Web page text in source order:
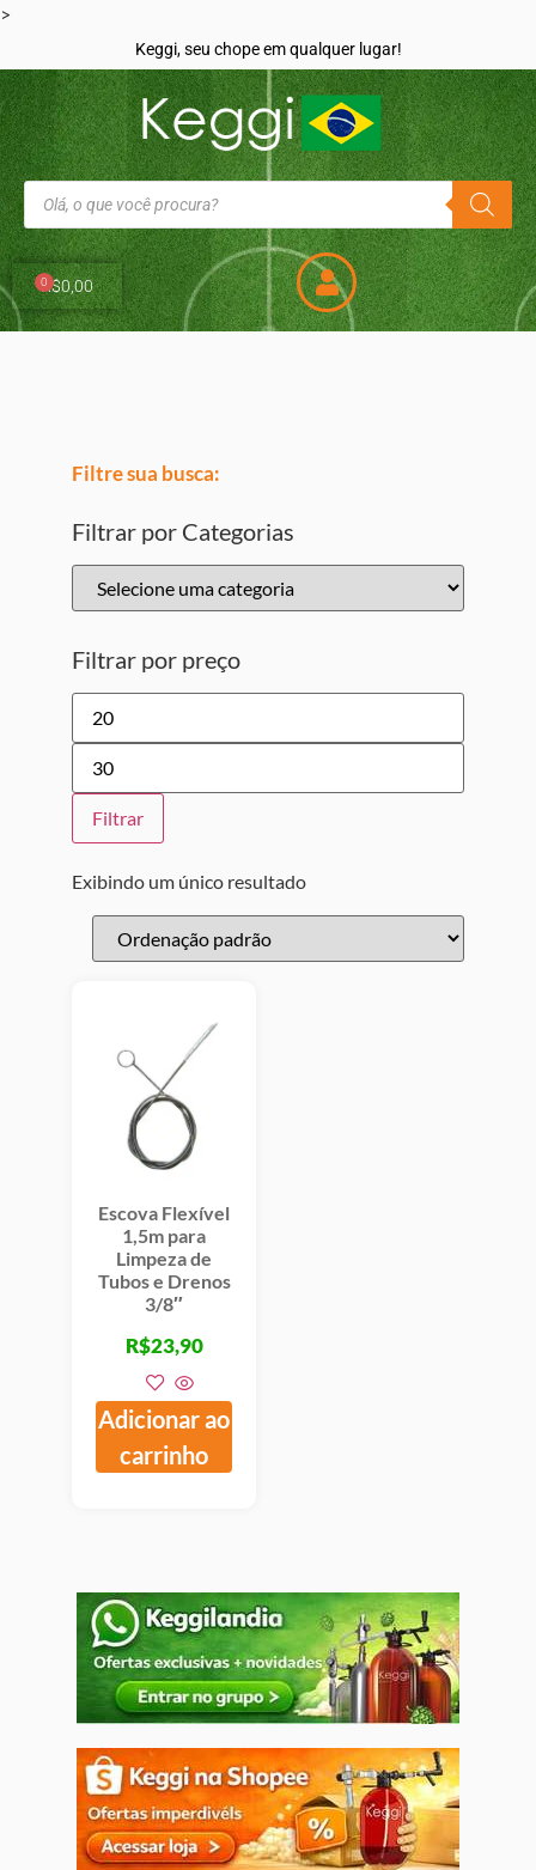
>
Keggi, seu chope em qualquer lugar!
R$0,00
0
Filtre sua busca:
Filtrar por Categorias
Filtrar por preço
Filtrar
Exibindo um único resultado
Escova Flexível
1,5m para
Limpeza de
Tubos e Drenos
3/8″
R$23,90
Adicionar ao
carrinho